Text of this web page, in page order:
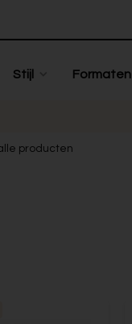
Stijl Formaten
producten